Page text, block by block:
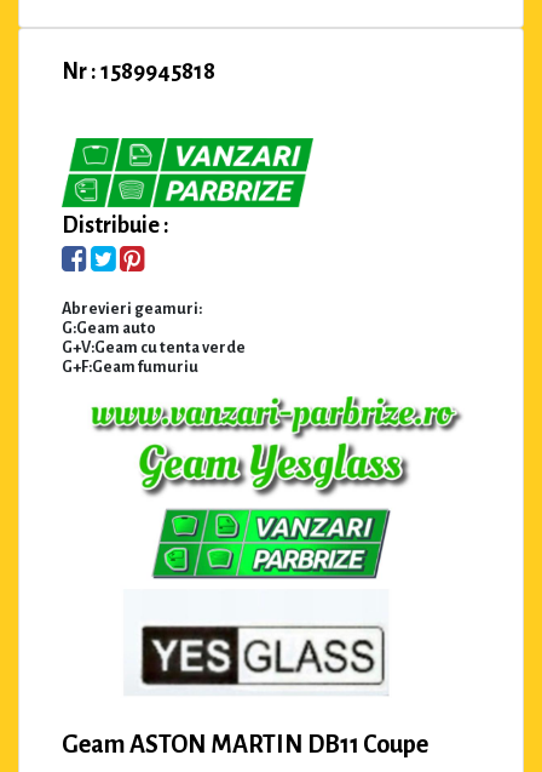
Nr : 1589945818
Distribuie :
Abrevieri geamuri:
G:Geam auto
G+V:Geam cu tenta verde
G+F:Geam fumuriu
Geam ASTON MARTIN DB11 Coupe